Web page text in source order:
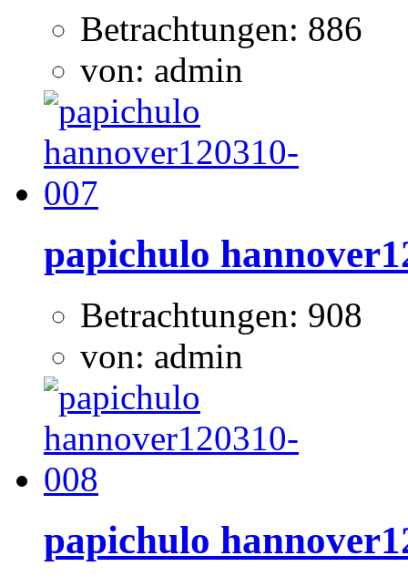
Betrachtungen: 886
von: admin
papichulo
Betrachtungen: 908
von: admin
papichulo